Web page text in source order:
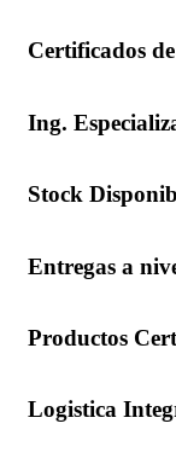
Certificados
Ing.
Stock
Entregas a
Productos
Logistica